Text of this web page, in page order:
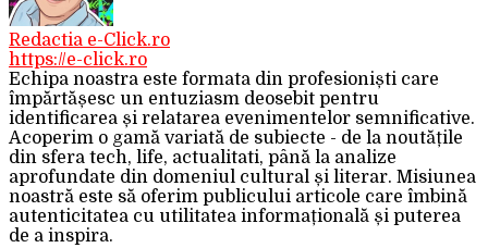
Redactia e-Click.ro
https://e-click.ro
Echipa noastra este formata din profesioniști care
împărtășesc un entuziasm deosebit pentru
identificarea și relatarea evenimentelor semnificative.
Acoperim o gamă variată de subiecte - de la noutățile
din sfera tech, life, actualitati, până la analize
aprofundate din domeniul cultural și literar. Misiunea
noastră este să oferim publicului articole care îmbină
autenticitatea cu utilitatea informațională și puterea
de a inspira.